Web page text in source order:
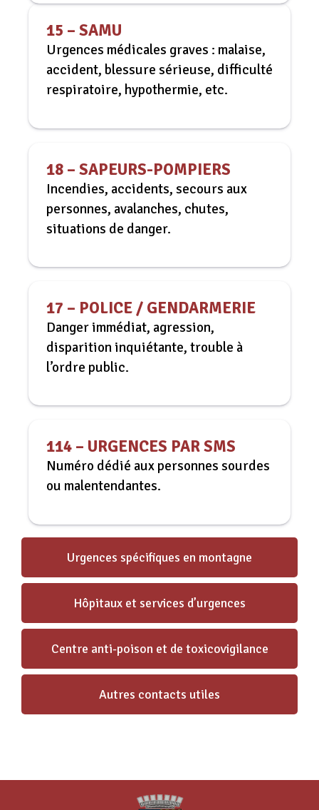
Urgences spécifiques en montagne
Hôpitaux et services d’urgences
Centre anti-poison et de toxicovigilance
Autres contacts utiles
15 – SAMU
Urgences médicales graves : malaise,
accident, blessure sérieuse, difficulté
respiratoire, hypothermie, etc.
18 – SAPEURS-POMPIERS
Incendies, accidents, secours aux
personnes, avalanches, chutes,
situations de danger.
17 – POLICE / GENDARMERIE
Danger immédiat, agression,
disparition inquiétante, trouble à
l’ordre public.
114 – URGENCES PAR SMS
Numéro dédié aux personnes sourdes
ou malentendantes.